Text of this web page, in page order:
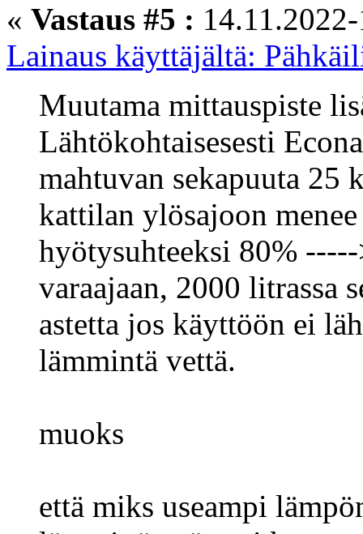
« Vastaus #5 :
Lainaus käyttäjältä:
Muutama mittauspiste
Lähtökohtaisesesti
mahtuvan sekapuuta 25
kattilan ylösajoon
hyötysuhteeksi 80%
varaajaan, 2000 litrassa
astetta jos käyttöön ei
lämmintä vettä.
muoks
että miks useampi